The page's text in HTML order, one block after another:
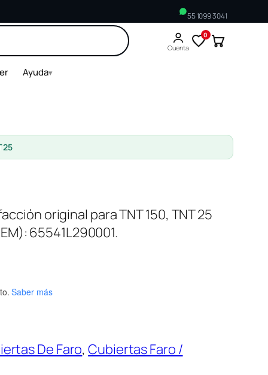
55 1099 3041
Cuenta
0
Ayuda▾
25
original para TNT 150, TNT 25
65541L290001.
Saber más
De Faro, Cubiertas Faro /